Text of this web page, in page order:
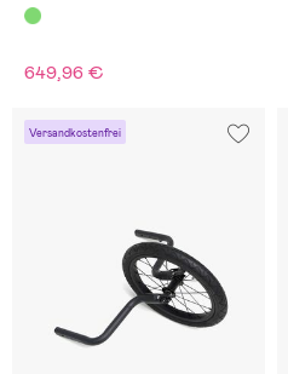
Set, Jogging-Set &
649,96 €
Versandkostenfrei